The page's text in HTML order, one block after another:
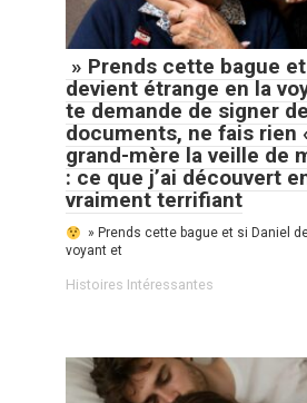
» Prends cette bague
devient étrange en la
te demande de signer
documents, ne fais rien
grand-mère la veille de
: ce que j’ai découvert
vraiment terrifiant
» Prends cette bague et si Daniel
voyant et
Histoires Intéressantes